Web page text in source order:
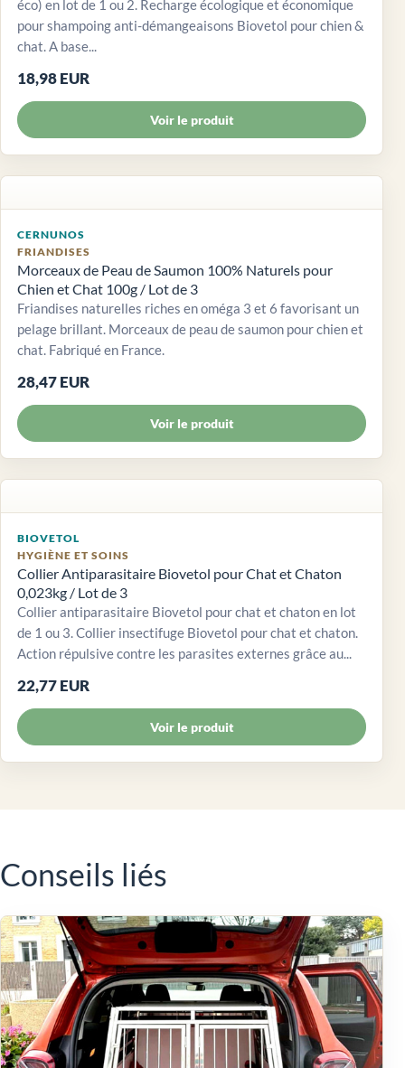
éco) en lot de 1 ou 2. Recharge écologique et économique
pour shampoing anti-démangeaisons Biovetol pour chien &
chat. A base...
18,98 EUR
Voir le produit
CERNUNOS
FRIANDISES
Morceaux de Peau de Saumon 100% Naturels pour
Chien et Chat 100g / Lot de 3
Friandises naturelles riches en oméga 3 et 6 favorisant un
pelage brillant. Morceaux de peau de saumon pour chien et
chat. Fabriqué en France.
28,47 EUR
Voir le produit
BIOVETOL
HYGIÈNE ET SOINS
Collier Antiparasitaire Biovetol pour Chat et Chaton
0,023kg / Lot de 3
Collier antiparasitaire Biovetol pour chat et chaton en lot
de 1 ou 3. Collier insectifuge Biovetol pour chat et chaton.
Action répulsive contre les parasites externes grâce au...
22,77 EUR
Voir le produit
Conseils liés